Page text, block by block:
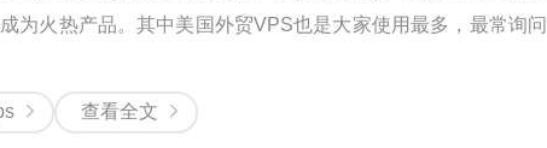
为火热产品。其中美国外贸VPS也是大家使用最多，最常询问
查看全文